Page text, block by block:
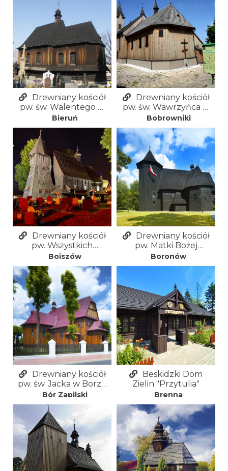
Drewniany kościół
pw. św. Walentego w
Bieruniu Starym
Bieruń
Drewniany kościół
pw. św. Wawrzyńca w
Bobrownikach
Bobrowniki
Drewniany kościół
pw. Wszystkich
Świętych w Bojszowie
Bojszów
Drewniany kościół
pw. Matki Bożej
Królowej Różańca
Świętego w Boronowie
Boronów
Drewniany kościół
pw. św. Jacka w Borze
Zapilskim
Bór Zapilski
Beskidzki Dom
Zielin "Przytulia"
Brenna